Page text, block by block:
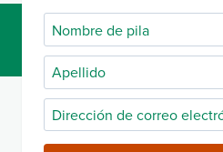
Nombre
de
pila
Apellido
Dirección
de